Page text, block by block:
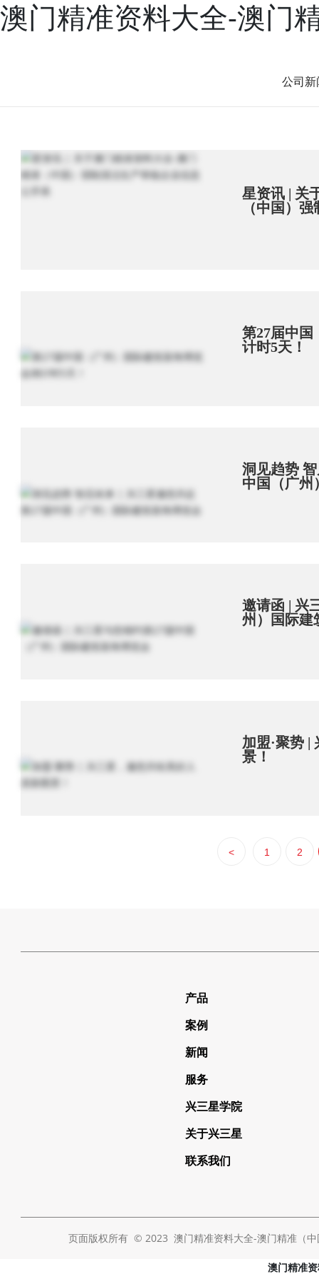
澳门精准资料大全-澳门
公司新
星资讯 | 关
（中国）
第27届中
计时5天！
洞见趋势
中国（广州
邀请函 | 兴
州）国际建
加盟·聚势 |
景！
< 1 2
产品
案例
新闻
服务
兴三星学院
关于兴三星
联系我们
页面版权所有 © 2023 澳门精准资料大全-澳门精准
澳门精准